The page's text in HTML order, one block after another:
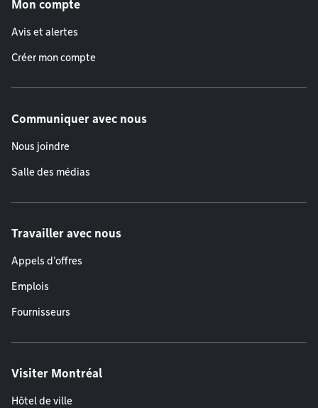
Mon compte
Avis et alertes
Créer mon compte
Communiquer avec nous
Nous joindre
Salle des médias
Travailler avec nous
Appels d'offres
Emplois
Fournisseurs
Visiter Montréal
Hôtel de ville